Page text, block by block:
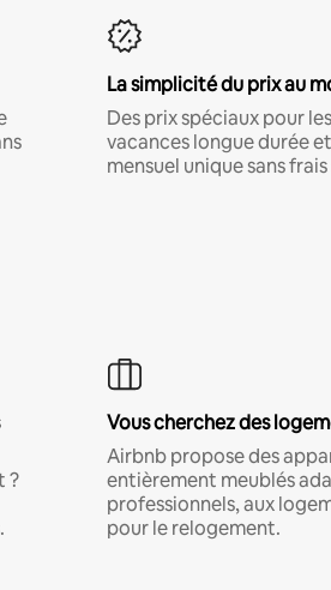
La simplicité du prix au
Des prix spéciaux pour
vacances longue durée
mensuel unique sans
?
Vous cherchez des
Airbnb propose des
entièrement meublés
professionnels, aux
pour le relogement.